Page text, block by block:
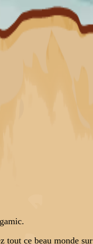
tout ce beau monde sur